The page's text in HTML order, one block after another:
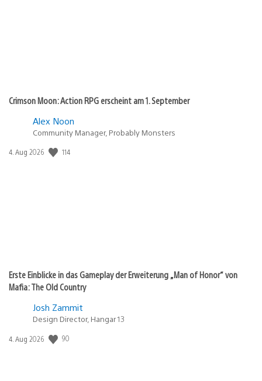
Crimson Moon: Action RPG erscheint am 1. September
Alex Noon
Community Manager, Probably Monsters
Veröffentlichungsdatum:
4. Aug 2026 114
Erste Einblicke in das Gameplay der Erweiterung „Man of Honor“ von
Mafia: The Old Country
Josh Zammit
Design Director, Hangar 13
Veröffentlichungsdatum:
4. Aug 2026 90